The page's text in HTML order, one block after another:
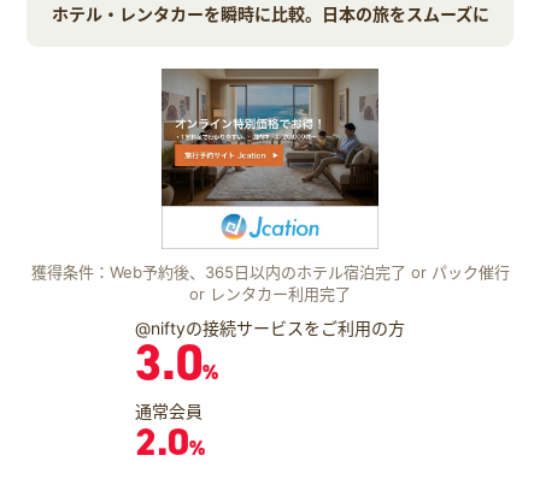
ホテル・レンタカーを瞬時に比較。日本の旅をスムーズに
獲得条件：Web予約後、365日以内のホテル宿泊完了 or パック催行
or レンタカー利用完了
@niftyの接続サービスをご利用の方
3.0%
通常会員
2.0%